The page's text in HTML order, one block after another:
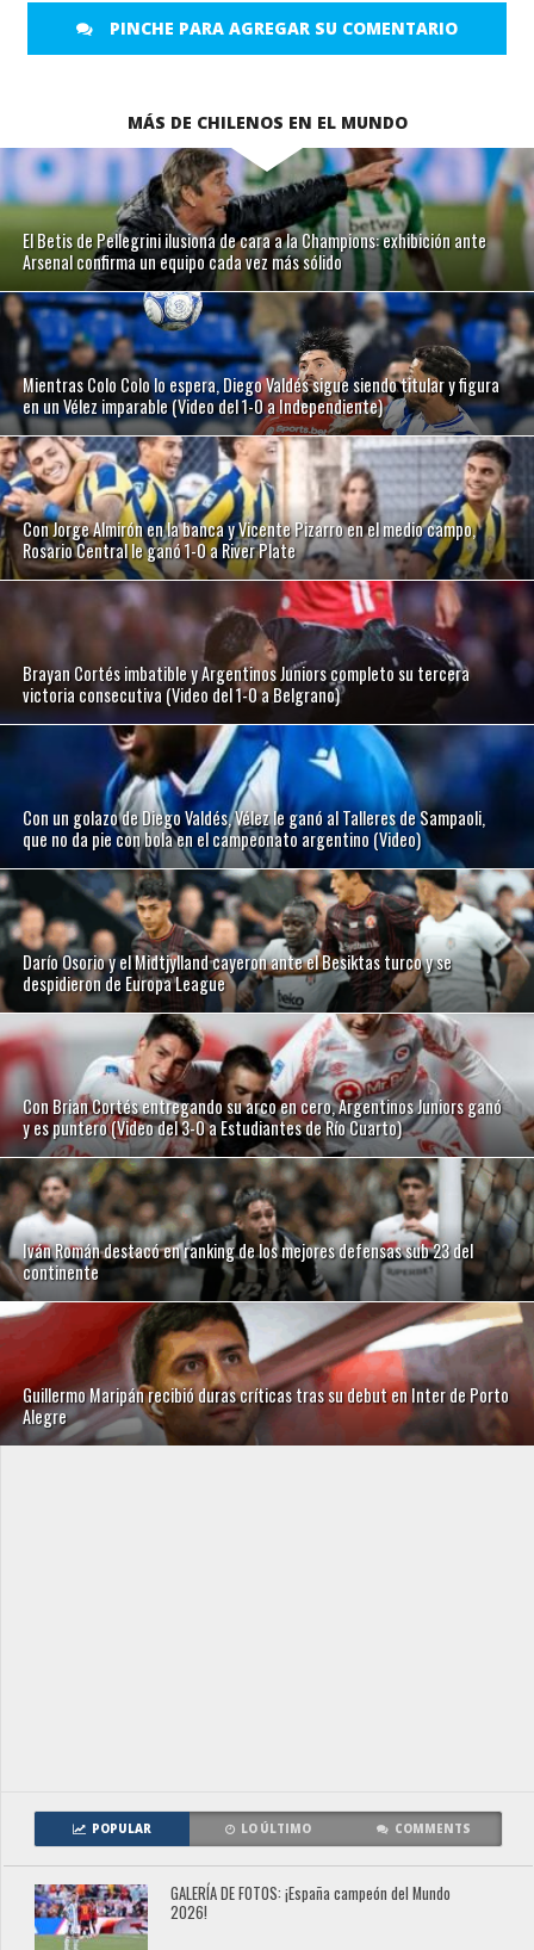
PINCHE PARA AGREGAR SU COMENTARIO
MÁS DE CHILENOS EN EL MUNDO
El Betis de Pellegrini ilusiona de cara a la Champions: exhibición ante
Arsenal confirma un equipo cada vez más sólido
Mientras Colo Colo lo espera, Diego Valdés sigue siendo titular y figura
en un Vélez imparable (Video del 1-0 a Independiente)
Con Jorge Almirón en la banca y Vicente Pizarro en el medio campo,
Rosario Central le ganó 1-0 a River Plate
Brayan Cortés imbatible y Argentinos Juniors completo su tercera
victoria consecutiva (Video del 1-0 a Belgrano)
Con un golazo de Diego Valdés, Vélez le ganó al Talleres de Sampaoli,
que no da pie con bola en el campeonato argentino (Video)
Darío Osorio y el Midtjylland cayeron ante el Besiktas turco y se
despidieron de Europa League
Con Brian Cortés entregando su arco en cero, Argentinos Juniors ganó
y es puntero (Video del 3-0 a Estudiantes de Río Cuarto)
Iván Román destacó en ranking de los mejores defensas sub 23 del
continente
Guillermo Maripán recibió duras críticas tras su debut en Inter de Porto
Alegre
POPULAR LO ÚLTIMO COMMENTS
GALERÍA DE FOTOS: ¡España campeón del Mundo
2026!